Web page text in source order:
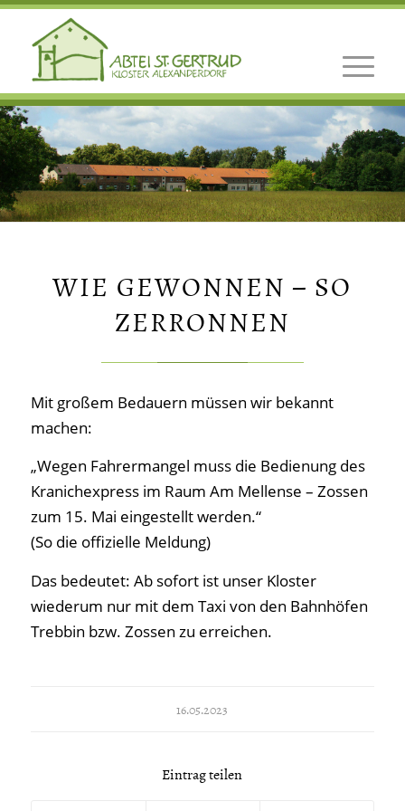
WIE GEWONNEN – SO
ZERRONNEN
Mit großem Bedauern müssen wir bekannt
machen:
„Wegen Fahrermangel muss die Bedienung des
Kranichexpress im Raum Am Mellense – Zossen
zum 15. Mai eingestellt werden.“
(So die offizielle Meldung)
Das bedeutet: Ab sofort ist unser Kloster
wiederum nur mit dem Taxi von den Bahnhöfen
Trebbin bzw. Zossen zu erreichen.
16.05.2023
Eintrag teilen